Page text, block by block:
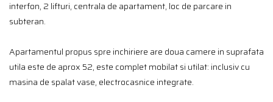
interfon, 2 lifturi, centrala de apartament, loc de parcare in
subteran.
Apartamentul propus spre inchiriere are doua camere in suprafata
utila este de aprox 52, este complet mobilat si utilat: inclusiv cu
masina de spalat vase, electrocasnice integrate.